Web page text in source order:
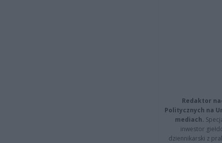
Redaktor
Politycznych na
mediach.
inwestor
dziennikarski z